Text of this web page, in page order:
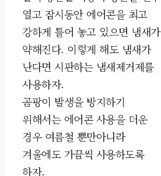
열고 잠시동안 에어콘을 최고
강하게 틀어 놓고 있으면 냄새가
약해진다. 이렇게 해도 냄새가
난다면 시판하는 냄새제거제를
사용하자.
곰팡이 발생을 방지하기
위해서는 에어콘 사용을 더운
경우 여름철 뿐만아니라
겨울에도 가끔씩 사용하도록
하자.